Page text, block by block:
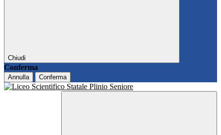
Chiudi
Conferma
Annulla Conferma